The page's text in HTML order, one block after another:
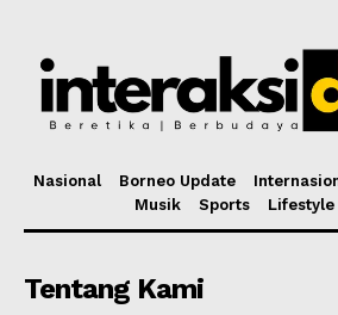
Nasional Borneo Update
Musik
Sports Lifestyle
Tentang Kami